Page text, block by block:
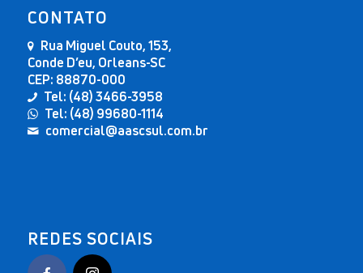
CONTATO
Rua Miguel Couto, 153,
Conde D’eu, Orleans-SC
CEP: 88870-000
Tel: (48) 3466-3958
Tel: (48) 99680-1114
comercial@aascsul.com.br
REDES SOCIAIS